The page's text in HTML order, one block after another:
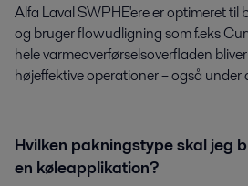
Alfa Laval SWPHE'ere er optimeret
og bruger flowudligning som f.eks
hele varmeoverførselsoverfladen
højeffektive operationer – også under
Hvilken pakningstype skal jeg
en køleapplikation?